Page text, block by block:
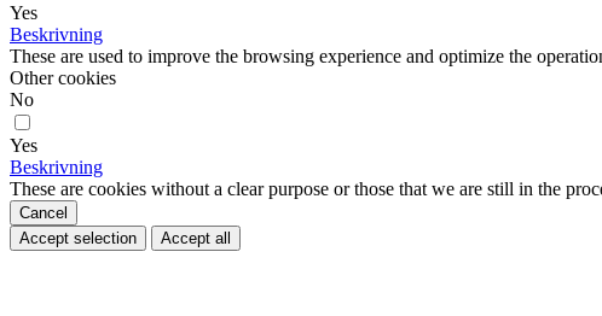
Yes
Beskrivning
These are used to improve the browsing experience and optimize the
Other cookies
No
Yes
Beskrivning
These are cookies without a clear purpose or those that we are still in the
Cancel
Accept selection
Accept all